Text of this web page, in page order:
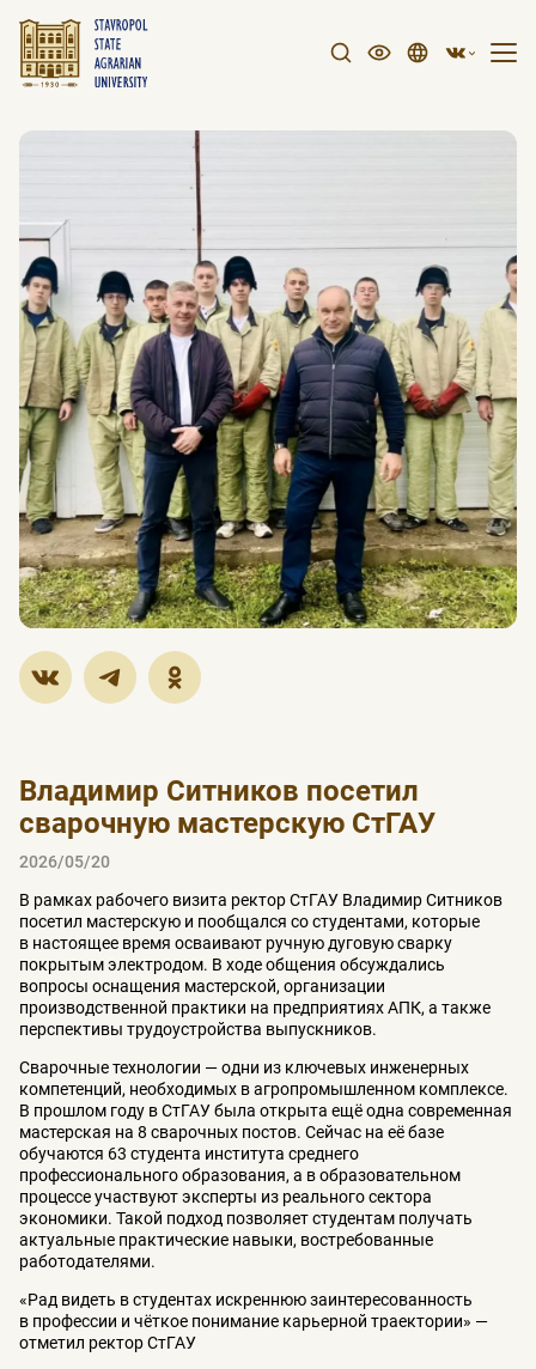
Владимир Ситников посетил
сварочную мастерскую СтГАУ
2026/05/20
В рамках рабочего визита ректор СтГАУ Владимир Ситников
посетил мастерскую и пообщался со студентами, которые
в настоящее время осваивают ручную дуговую сварку
покрытым электродом. В ходе общения обсуждались
вопросы оснащения мастерской, организации
производственной практики на предприятиях АПК, а также
перспективы трудоустройства выпускников.
Сварочные технологии — одни из ключевых инженерных
компетенций, необходимых в агропромышленном комплексе.
В прошлом году в СтГАУ была открыта ещё одна современная
мастерская на 8 сварочных постов. Сейчас на её базе
обучаются 63 студента института среднего
профессионального образования, а в образовательном
процессе участвуют эксперты из реального сектора
экономики. Такой подход позволяет студентам получать
актуальные практические навыки, востребованные
работодателями.
«Рад видеть в студентах искреннюю заинтересованность
в профессии и чёткое понимание карьерной траектории» —
отметил ректор СтГАУ